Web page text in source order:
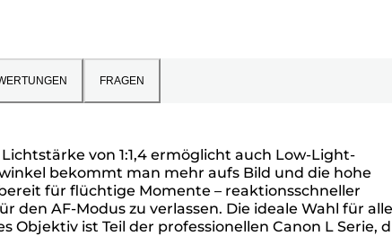
FRAGEN
von 1:1,4 ermöglicht auch Low-Light-
bekommt man mehr aufs Bild und die hohe
für flüchtige Momente – reaktionsschneller
AF-Modus zu verlassen. Die ideale Wahl für
ist Teil der professionellen Canon L Serie,